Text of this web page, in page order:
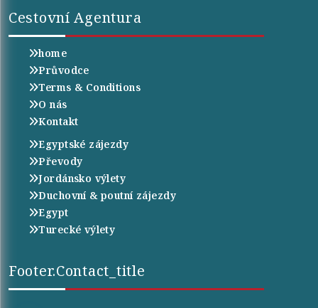
Cestovní Agentura
home
Průvodce
Terms & Conditions
O nás
Kontakt
Egyptské zájezdy
Převody
Jordánsko výlety
Duchovní & poutní zájezdy
Egypt
Turecké výlety
Footer.contact_title